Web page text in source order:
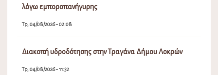
λόγω εμποροπανήγυρης
Τρ, 04/08/2026 - 02:08
Διακοπή υδροδότησης στην Τραγάνα Δήμου Λοκρών
Τρ, 04/08/2026 - 11:32